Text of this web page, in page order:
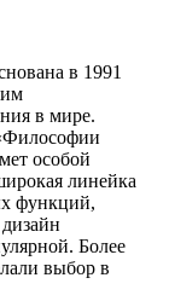
в 1991
в мире.
особой
линейка
функций,
Более
выбор в